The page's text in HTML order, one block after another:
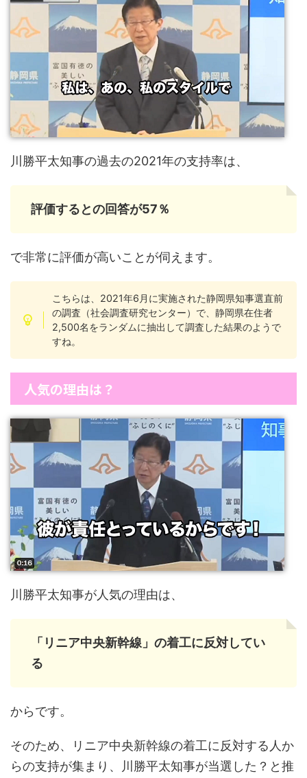
川勝平太知事の過去の2021年の支持率は、
評価するとの回答が57％
で非常に評価が高いことが伺えます。
こちらは、2021年6月に実施された静岡県知事選直前
の調査（社会調査研究センター）で、静岡県在住者
2,500名をランダムに抽出して調査した結果のようで
すね。
人気の理由は？
川勝平太知事が人気の理由は、
「リニア中央新幹線」の着工に反対してい
る
からです。
そのため、リニア中央新幹線の着工に反対する人か
らの支持が集まり、川勝平太知事が当選した？と推